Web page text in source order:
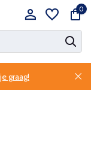
0
graag!